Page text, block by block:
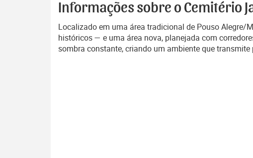
Informações sobre o Cemitério
Localizado em uma área tradicional de Pouso Alegre/
históricos — e uma área nova, planejada com
sombra constante, criando um ambiente que